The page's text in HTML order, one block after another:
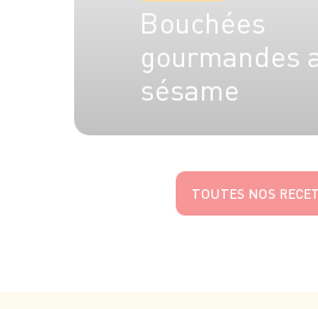
Bouchées
gourmandes
sésame
TOUTES NOS